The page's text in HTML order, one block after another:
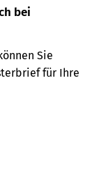
bei
Sie
für Ihre